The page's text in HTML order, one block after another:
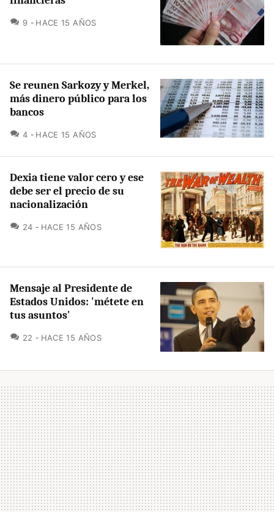
9 COMENTARIOS
HACE 15 AÑOS
Se reunen Sarkozy y Merkel,
más dinero público para los
bancos
4 COMENTARIOS
HACE 15 AÑOS
Dexia tiene valor cero y ese
debe ser el precio de su
nacionalización
24 COMENTARIOS
HACE 15 AÑOS
Mensaje al Presidente de
Estados Unidos: 'métete en
tus asuntos'
22 COMENTARIOS
HACE 15 AÑOS